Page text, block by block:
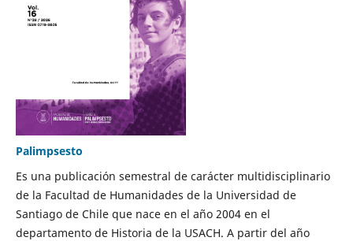
Palimpsesto
Es una publicación semestral de carácter multidisciplinario
de la Facultad de Humanidades de la Universidad de
Santiago de Chile que nace en el año 2004 en el
departamento de Historia de la USACH. A partir del año